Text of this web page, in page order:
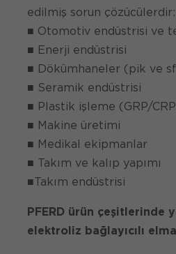
edilmiş sorun çözücülerdir:
■ Otomotiv endüstrisi ve
■ Enerji endüstrisi
■ Dökümhaneler (pik ve
■ Seramik endüstrisi
■ Plastik işleme (GRP/
■ Makine üretimi
■ Medikal ekipmanlar
■ Takım ve kalıp yapımı
■Takım endüstrisi
PFERD ürün çeşitlerinde
elektroliz bağlayıcılı